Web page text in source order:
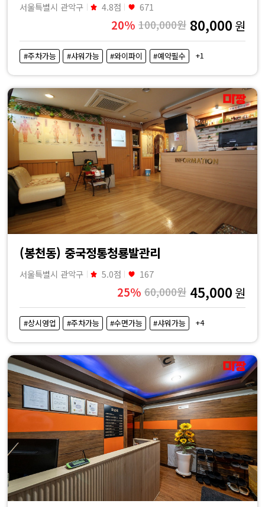
서울특별시 관악구 4.8점 671
20% 100,000원 80,000 원
#주차가능 #샤워가능 #와이파이 #예약필수 +1
(봉천동) 중국정통청룡발관리
서울특별시 관악구 5.0점 167
25% 60,000원 45,000 원
#상시영업 #주차가능 #수면가능 #샤워가능 +4